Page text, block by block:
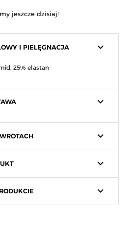
jeszcze dzisiaj!
keyboard_arrow_down
I PIELĘGNACJA
25% elastan
keyboard_arrow_down
keyboard_arrow_down
keyboard_arrow_down
keyboard_arrow_down